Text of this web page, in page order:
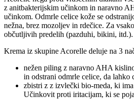
z anitbakterijskim učinkom in naravno
učinkom. Odmrle celice kože se
nežna, brez mozoljev in rdečice. Za
občutljivih predelih (pazduhi, bikini, itd.).
Krema iz skupine Acorelle deluje na 3
nežen piling z naravno AHA
in odstrani odmrle celice, da lahko
zbistri z z izvlečki bio-meda, ki
Učinkovit proti iritacijam, ki se